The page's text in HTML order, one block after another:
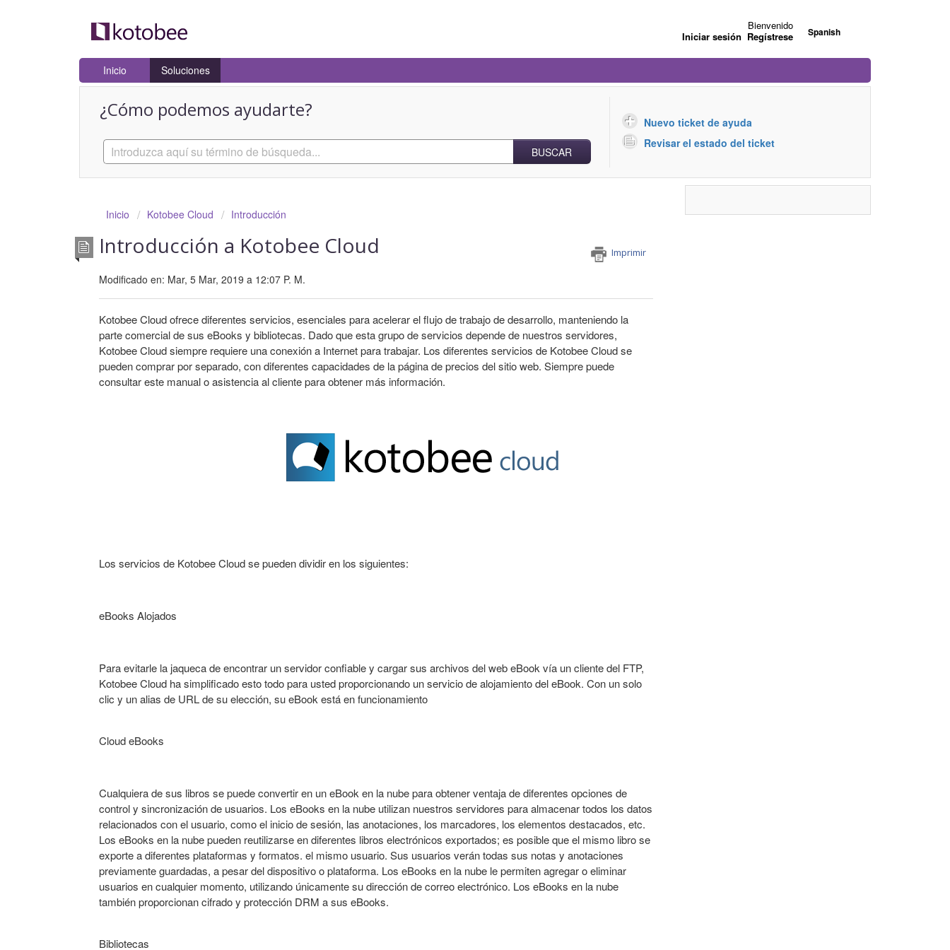
Spanish
Bienvenido
Iniciar sesión Regístrese
Inicio Soluciones
¿Cómo podemos ayudarte?
BUSCAR
Nuevo ticket de ayuda
Revisar el estado del ticket
Inicio Kotobee Cloud Introducción
Introducción a Kotobee Cloud Imprimir
Modificado en: Mar, 5 Mar, 2019 a 12:07 P. M.
Kotobee Cloud ofrece diferentes servicios, esenciales para acelerar el flujo de trabajo de desarrollo, manteniendo la
parte comercial de sus eBooks y bibliotecas. Dado que esta grupo de servicios depende de nuestros servidores,
Kotobee Cloud siempre requiere una conexión a Internet para trabajar. Los diferentes servicios de Kotobee Cloud se
pueden comprar por separado, con diferentes capacidades de la página de precios del sitio web. Siempre puede
consultar este manual o asistencia al cliente para obtener más información.
Los servicios de Kotobee Cloud se pueden dividir en los siguientes:
eBooks Alojados
Para evitarle la jaqueca de encontrar un servidor confiable y cargar sus archivos del web eBook vía un cliente del FTP,
Kotobee Cloud ha simplificado esto todo para usted proporcionando un servicio de alojamiento del eBook. Con un solo
clic y un alias de URL de su elección, su eBook está en funcionamiento
Cloud eBooks
Cualquiera de sus libros se puede convertir en un eBook en la nube para obtener ventaja de diferentes opciones de
control y sincronización de usuarios. Los eBooks en la nube utilizan nuestros servidores para almacenar todos los datos
relacionados con el usuario, como el inicio de sesión, las anotaciones, los marcadores, los elementos destacados, etc.
Los eBooks en la nube pueden reutilizarse en diferentes libros electrónicos exportados; es posible que el mismo libro se
exporte a diferentes plataformas y formatos. el mismo usuario. Sus usuarios verán todas sus notas y anotaciones
previamente guardadas, a pesar del dispositivo o plataforma. Los eBooks en la nube le permiten agregar o eliminar
usuarios en cualquier momento, utilizando únicamente su dirección de correo electrónico. Los eBooks en la nube
también proporcionan cifrado y protección DRM a sus eBooks.
Bibliotecas